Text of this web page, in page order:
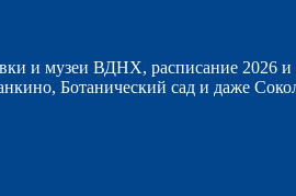
и музеи ВДНХ, расписание 2026
Ботанический сад и даже